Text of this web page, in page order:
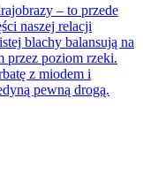
– to przede
naszej relacji
blachy balansują na
przez poziom rzeki.
z miodem i
pewną drogą.